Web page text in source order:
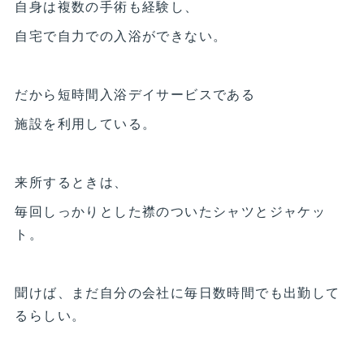
自身は複数の手術も経験し、
自宅で自力での入浴ができない。
だから短時間入浴デイサービスである
施設を利用している。
来所するときは、
毎回しっかりとした襟のついたシャツとジャケッ
ト。
聞けば、まだ自分の会社に毎日数時間でも出勤して
るらしい。